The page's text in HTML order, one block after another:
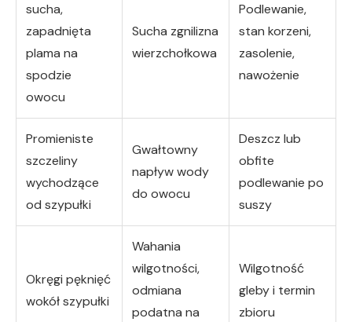
sucha,
zapadnięta
plama na
spodzie
owocu
Sucha zgnilizna
wierzchołkowa
Podlewanie,
stan korzeni,
zasolenie,
nawożenie
Promieniste
szczeliny
wychodzące
od szypułki
Gwałtowny
napływ wody
do owocu
Deszcz lub
obfite
podlewanie po
suszy
Okręgi pęknięć
wokół szypułki
Wahania
wilgotności,
odmiana
podatna na
Wilgotność
gleby i termin
zbioru